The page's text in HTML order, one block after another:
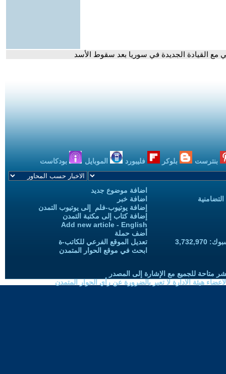
مع القيادة الجديدة في سوريا بعد سقوط الأسد
بنترست بلوكر فليبورد الموبايل بودكاست
اضافة موضوع جديد
اضافة خبر
إضافة يوتيوب-فلم إلى يوتيوب التمدن
إضافة كتاب إلى مكتبة التمدن
Add new article - English
أضف حملة
تعديل الموقع الفرعي للكاتب-ة
ابحث في موقع الحوار المتمدن
متاحة للجميع مع الإشارة إلى المصدر
هيئة الادارة لا تعبر بالضرورة عن رأي الحوار المتمدن